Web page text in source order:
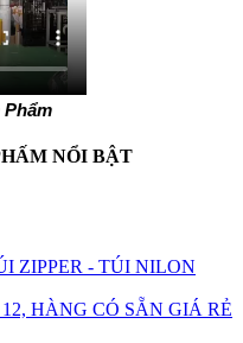
Phẩm
NỔI BẬT
ZIPPER - TÚI NILON
HÀNG CÓ SẴN GIÁ RẺ